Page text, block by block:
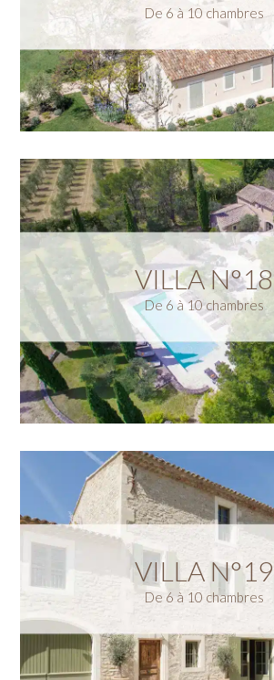
De 6 à 10 chambres
VILLA N°18
De 6 à 10 chambres
VILLA N°19
De 6 à 10 chambres